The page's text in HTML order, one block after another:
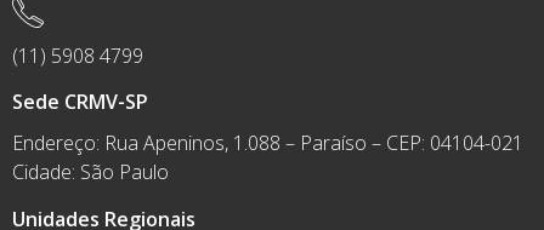
(11) 5908 4799
Sede CRMV-SP
Endereço: Rua Apeninos, 1.088 – Paraíso – CEP: 04104-021
Cidade: São Paulo
Unidades Regionais